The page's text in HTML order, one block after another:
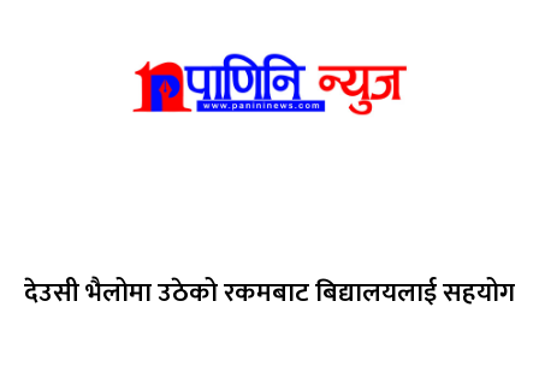
देउसी भैलोमा उठेको रकमबाट बिद्यालयलाई सहयोग